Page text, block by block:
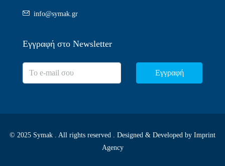
info@symak.gr
Εγγραφή στο Newsletter
Εγγραφή
© 2025 Symak . All rights reserved . Designed & Developed by Imprint
Agency